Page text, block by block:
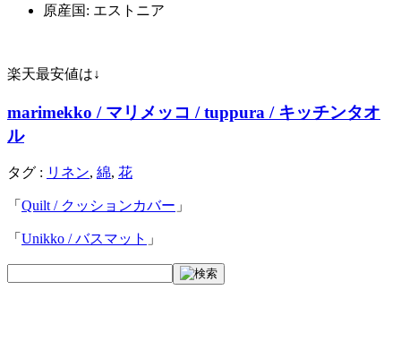
原産国: エストニア
楽天最安値は↓
marimekko / マリメッコ / tuppura / キッチンタオ
ル
タグ : リネン, 綿, 花
「 Quilt / クッションカバー 」
「 Unikko / バスマット 」